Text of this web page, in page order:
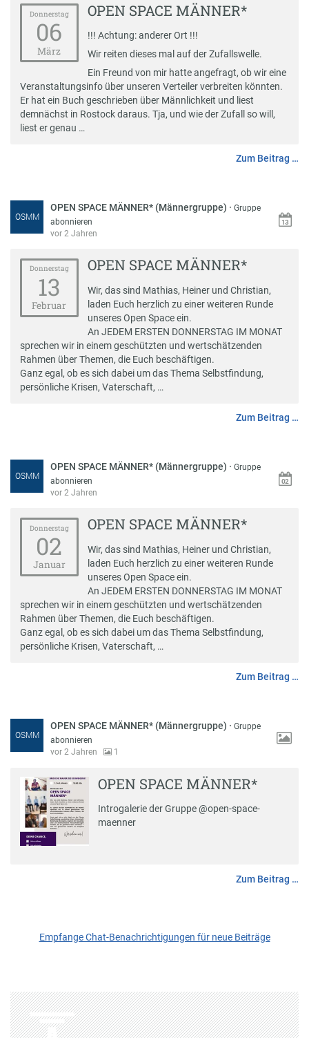
Donnerstag
06
März
OPEN SPACE MÄNNER*
!!! Achtung: anderer Ort !!!
Wir reiten dieses mal auf der Zufallswelle.
Ein Freund von mir hatte angefragt, ob wir eine
Veranstaltungsinfo über unseren Verteiler verbreiten könnten.
Er hat ein Buch geschrieben über Männlichkeit und liest
demnächst in Rostock daraus. Tja, und wie der Zufall so will,
liest er genau …
Zum Beitrag …
OSMM
OPEN SPACE MÄNNER* (Männergruppe) ·Gruppe
abonnieren
vor 2 Jahren
Donnerstag
13
Februar
OPEN SPACE MÄNNER*
Wir, das sind Mathias, Heiner und Christian,
laden Euch herzlich zu einer weiteren Runde
unseres Open Space ein.
An JEDEM ERSTEN DONNERSTAG IM MONAT
sprechen wir in einem geschützten und wertschätzenden
Rahmen über Themen, die Euch beschäftigen.
Ganz egal, ob es sich dabei um das Thema Selbstfindung,
persönliche Krisen, Vaterschaft, …
Zum Beitrag …
OSMM
OPEN SPACE MÄNNER* (Männergruppe) ·Gruppe
abonnieren
vor 2 Jahren
Donnerstag
02
Januar
OPEN SPACE MÄNNER*
Wir, das sind Mathias, Heiner und Christian,
laden Euch herzlich zu einer weiteren Runde
unseres Open Space ein.
An JEDEM ERSTEN DONNERSTAG IM MONAT
sprechen wir in einem geschützten und wertschätzenden
Rahmen über Themen, die Euch beschäftigen.
Ganz egal, ob es sich dabei um das Thema Selbstfindung,
persönliche Krisen, Vaterschaft, …
Zum Beitrag …
OSMM
OPEN SPACE MÄNNER* (Männergruppe) ·Gruppe
abonnieren
vor 2 Jahren
1
OPEN SPACE MÄNNER*
Introgalerie der Gruppe @open-space-
maenner
Zum Beitrag …
Empfange Chat-Benachrichtigungen für neue Beiträge